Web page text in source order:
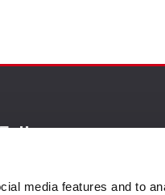
media features and to
us